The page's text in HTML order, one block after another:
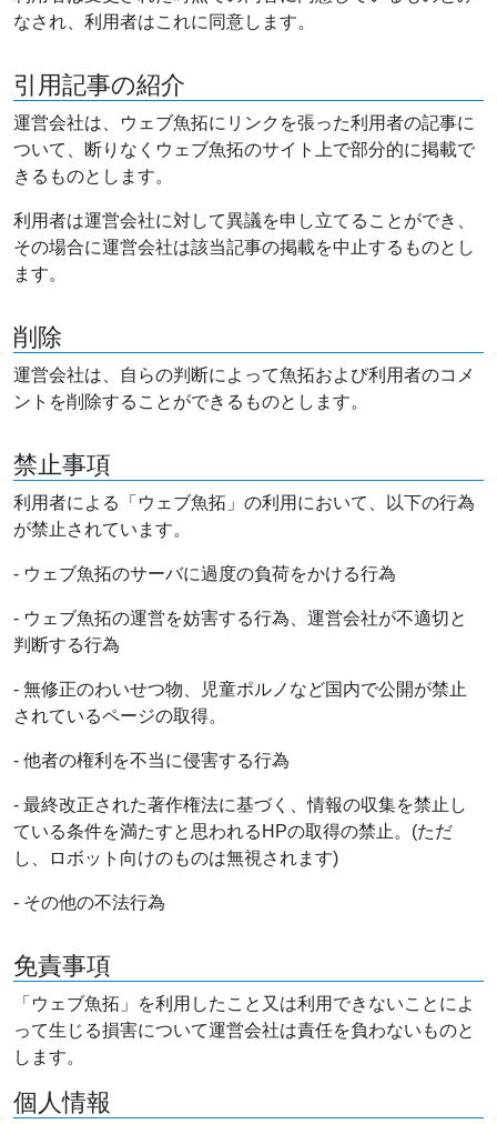
なされ、利用者はこれに同意します。
引用記事の紹介
運営会社は、ウェブ魚拓にリンクを張った利用者の記事に
ついて、断りなくウェブ魚拓のサイト上で部分的に掲載で
きるものとします。
利用者は運営会社に対して異議を申し立てることができ、
その場合に運営会社は該当記事の掲載を中止するものとし
ます。
削除
運営会社は、自らの判断によって魚拓および利用者のコメ
ントを削除することができるものとします。
禁止事項
利用者による「ウェブ魚拓」の利用において、以下の行為
が禁止されています。
- ウェブ魚拓のサーバに過度の負荷をかける行為
- ウェブ魚拓の運営を妨害する行為、運営会社が不適切と
判断する行為
- 無修正のわいせつ物、児童ポルノなど国内で公開が禁止
されているページの取得。
- 他者の権利を不当に侵害する行為
- 最終改正された著作権法に基づく、情報の収集を禁止し
ている条件を満たすと思われるHPの取得の禁止。(ただ
し、ロボット向けのものは無視されます)
- その他の不法行為
免責事項
「ウェブ魚拓」を利用したこと又は利用できないことによ
って生じる損害について運営会社は責任を負わないものと
します。
個人情報